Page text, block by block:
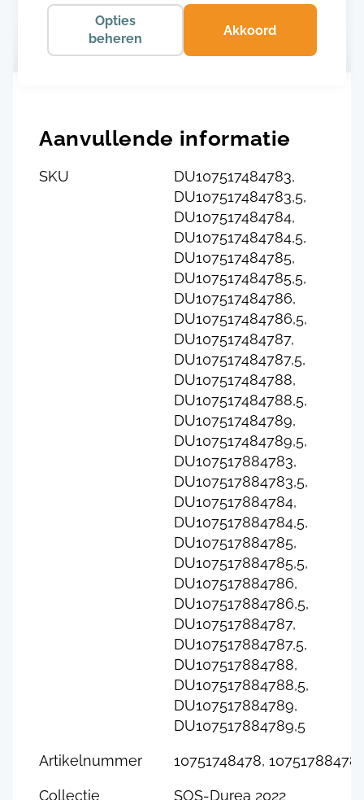
Aanvullende informatie
SKU
DU107517484783,
DU107517484783,5,
DU107517484784,
DU107517484784,5,
DU107517484785,
DU107517484785,5,
DU107517484786,
DU107517484786,5,
DU107517484787,
DU107517484787,5,
DU107517484788,
DU107517484788,5,
DU107517484789,
DU107517484789,5,
DU107517884783,
DU107517884783,5,
DU107517884784,
DU107517884784,5,
DU107517884785,
DU107517884785,5,
DU107517884786,
DU107517884786,5,
DU107517884787,
DU107517884787,5,
DU107517884788,
DU107517884788,5,
DU107517884789,
DU107517884789,5
Artikelnummer 10751748478, 10751788478
Collectie SOS-Durea 2022
Opties
beheren
Akkoord